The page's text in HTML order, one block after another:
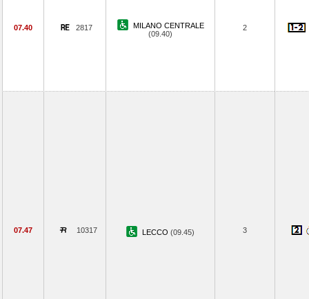
07.40 2817
MILANO CENTRALE
(09.40)
2
07.47 10317 LECCO (09.45) 3